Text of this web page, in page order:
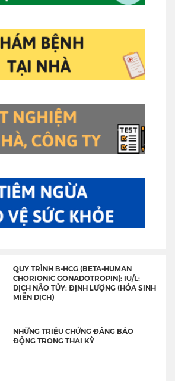
QUY TRÌNH Β-HCG (BETA-HUMAN
CHORIONIC GONADOTROPIN): IU/L:
DỊCH NÃO TỦY: ĐỊNH LƯỢNG (HÓA SINH
MIỄN DỊCH)
NHỮNG TRIỆU CHỨNG ĐÁNG BÁO
ĐỘNG TRONG THAI KỲ